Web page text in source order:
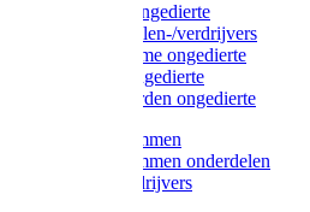
Diversen ongedierte
Insectenvallen-/verdrijvers
Protect Home ongedierte
Solabiol ongedierte
Protect Garden ongedierte
Mollenklemmen
Mollenklemmen onderdelen
Mollenverdrijvers